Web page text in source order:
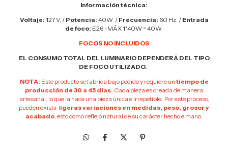
Información técnica:
Voltaje: 127 V. / Potencia: 40W. / Frecuencia: 60 Hz. / Entrada
de foco: E26 -MÁX 1*40W = 40W
FOCOS NO INCLUIDOS
EL CONSUMO TOTAL DEL LUMINARIO DEPENDERÁ DEL TIPO
DE FOCO UTILIZADO.
NOTA: Este producto se fabrica bajo pedido y requiere untiempo de
producción de 30 a 45 días. Cada pieza es creada de manera
artesanal, lo que la hace una pieza única e irrepetible. Por este proceso,
pueden existir ligeras variaciones en medidas, peso, grosor y
acabado, esto como reflejo natural de su carácter hecho e mano.